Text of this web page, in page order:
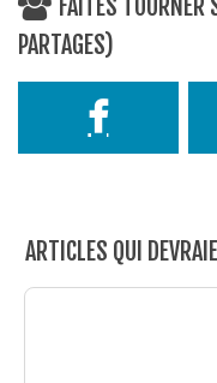
FAITES TOURNER
PARTAGES)
ARTICLES QUI